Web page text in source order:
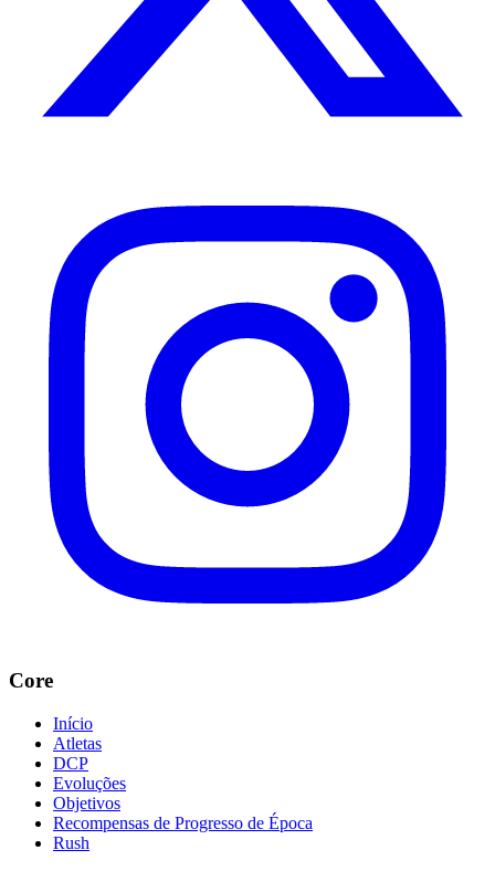
Core
Início
Atletas
DCP
Evoluções
Objetivos
Recompensas de Progresso de Época
Rush